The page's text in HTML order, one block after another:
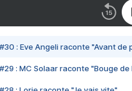
#30 : Eve Angeli raconte "Avant de
#29 : MC Solaar raconte "Bouge de